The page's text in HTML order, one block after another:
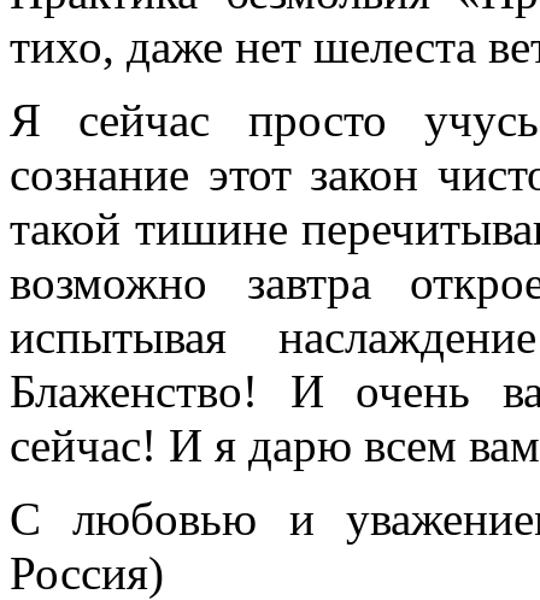
тихо, даже нет шелеста
Я сейчас просто
сознание этот закон
такой тишине
возможно завтра
испытывая
Блаженство! И очень
сейчас! И я дарю всем
С любовью и
Россия)